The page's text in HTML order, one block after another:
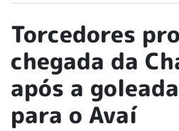
Torcedores
chegada da
após a
para o Avaí